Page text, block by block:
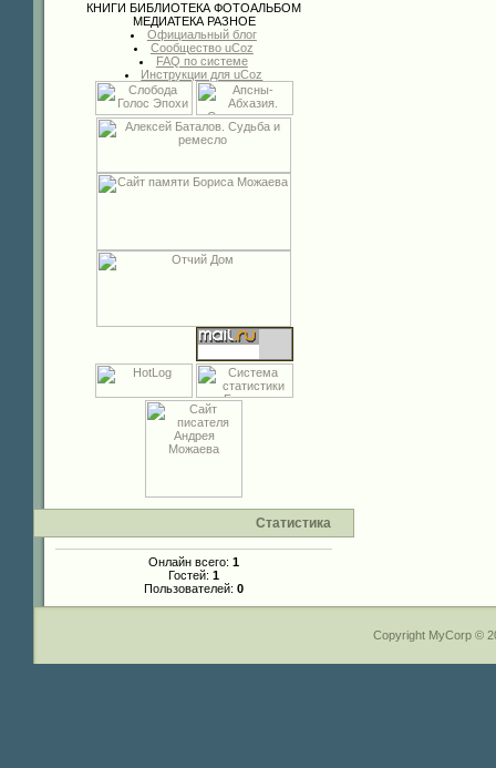
КНИГИ БИБЛИОТЕКА ФОТОАЛЬБОМ
МЕДИАТЕКА РАЗНОЕ
Официальный блог
Сообщество uCoz
FAQ по системе
Инструкции для uCoz
Статистика
Онлайн всего: 1
Гостей: 1
Пользователей: 0
Copyright MyCorp ©